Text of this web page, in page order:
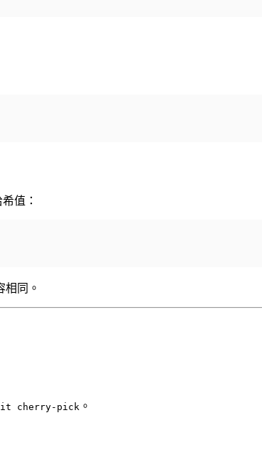
值：
相同。
cherry-pick 。